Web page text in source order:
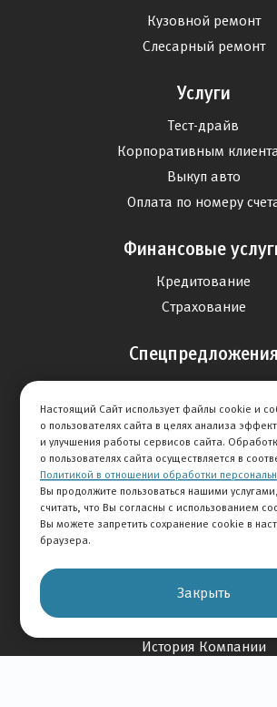
Кузовной ремонт
Слесарный ремонт
Услуги
Тест-драйв
Корпоративным
Выкуп авто
Оплата по номеру
Финансовые
Кредитование
Страхование
Спецпредложения
Продажа авто
Сервис
Дисконтная
Отзывы
Оставить отзыв
Отзывы о компании
О Компании
История Компании
Настоящий Сайт использует файлы cookie и
о пользователях сайта в целях анализа
и улучшения работы сервисов сайта.
о пользователях сайта осуществляется в
Политикой в отношении обработки
Вы продолжите пользоваться нашими
считать, что Вы согласны с использованием
Вы можете запретить сохранение cookie в
браузера.
Закрыть